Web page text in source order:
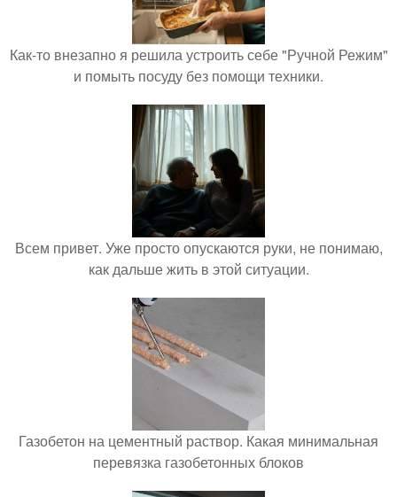
Как-то внезапно я решила устроить себе "Ручной Режим"
и помыть посуду без помощи техники.
Всем привет. Уже просто опускаются руки, не понимаю,
как дальше жить в этой ситуации.
Газобетон на цементный раствор. Какая минимальная
перевязка газобетонных блоков